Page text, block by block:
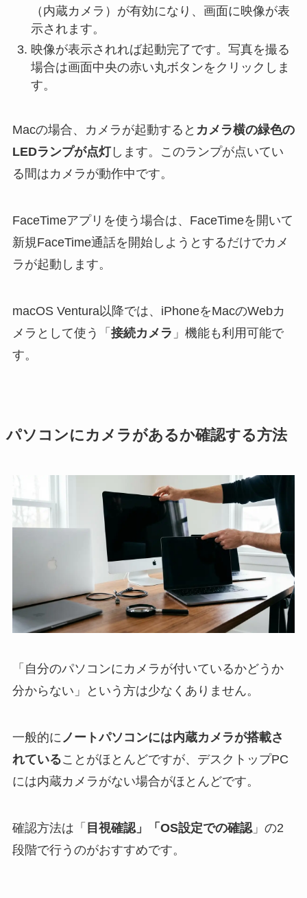
（内蔵カメラ）が有効になり、画面に映像が表
示されます。
映像が表示されれば起動完了です。写真を撮る
場合は画面中央の赤い丸ボタンをクリックしま
す。
Macの場合、カメラが起動すると カメラ横の緑色の
LEDランプが点灯します。このランプが点いてい
る間はカメラが動作中です。
FaceTimeアプリを使う場合は、FaceTimeを開いて
新規FaceTime通話を開始しようとするだけでカメ
ラが起動します。
macOS Ventura以降では、iPhoneをMacのWebカ
メラとして使う「 接続カメラ 」機能も利用可能で
す。
パソコンにカメラがあるか確認する方法
「自分のパソコンにカメラが付いているかどうか
分からない」という方は少なくありません。
一般的に ノートパソコンには内蔵カメラが搭載さ
れていることがほとんどですが、デスクトップPC
には内蔵カメラがない場合がほとんどです。
確認方法は「 目視確認」「OS設定での確認」の2
段階で行うのがおすすめです。